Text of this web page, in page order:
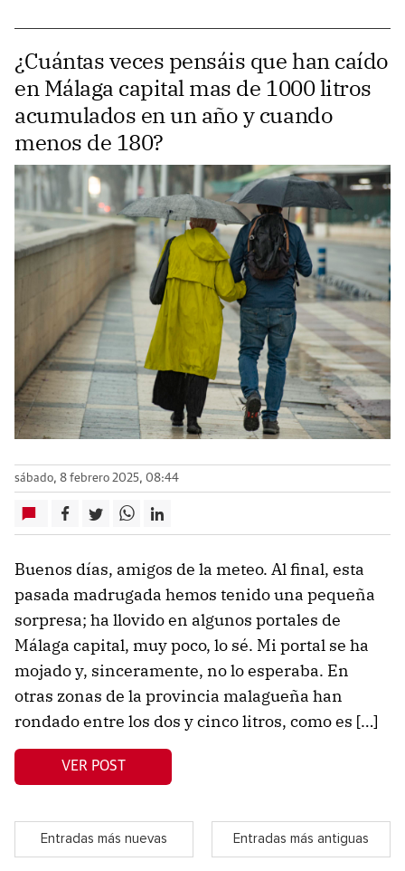
¿Cuántas veces pensáis que han caído
en Málaga capital mas de 1000 litros
acumulados en un año y cuando
menos de 180?
sábado, 8 febrero 2025, 08:44
Buenos días, amigos de la meteo. Al final, esta
pasada madrugada hemos tenido una pequeña
sorpresa; ha llovido en algunos portales de
Málaga capital, muy poco, lo sé. Mi portal se ha
mojado y, sinceramente, no lo esperaba. En
otras zonas de la provincia malagueña han
rondado entre los dos y cinco litros, como es […]
VER POST
Entradas más nuevas Entradas más antiguas